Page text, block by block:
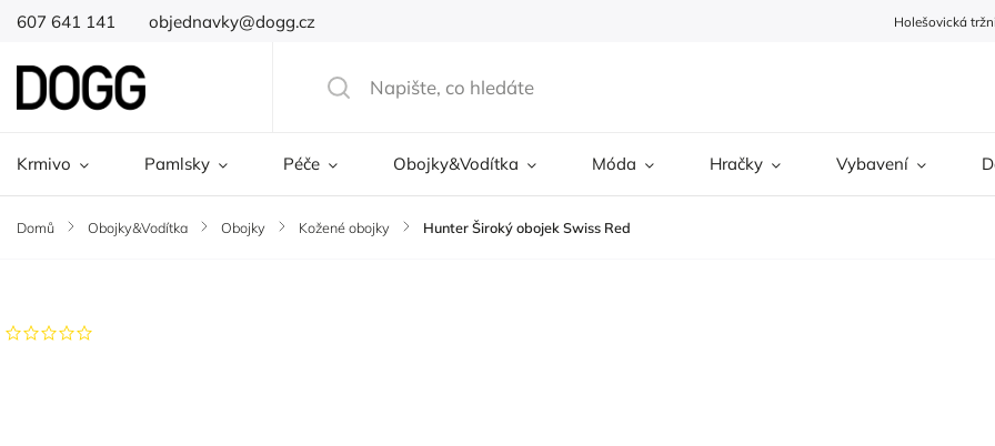
607 641 141 objednavky@dogg.cz Holešovická
Krmivo Pamlsky Péče Obojky&Vodítka Móda Hračky Vybavení
Domů / Obojky&Vodítka / Obojky / Kožené obojky / Hunter Široký obojek Swiss Red